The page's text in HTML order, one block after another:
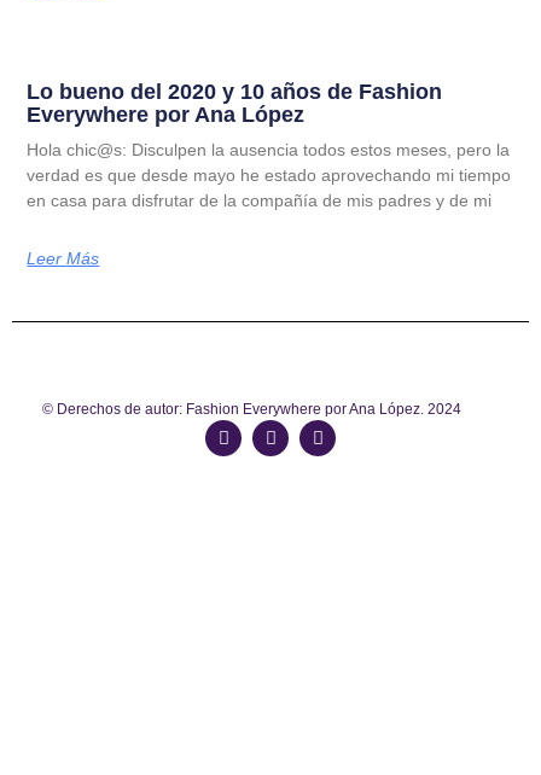
Lo bueno del 2020 y 10 años de Fashion
Everywhere por Ana López
Hola chic@s: Disculpen la ausencia todos estos meses, pero la
verdad es que desde mayo he estado aprovechando mi tiempo
en casa para disfrutar de la compañía de mis padres y de mi
Leer Más
© Derechos de autor: Fashion Everywhere por Ana López. 2024